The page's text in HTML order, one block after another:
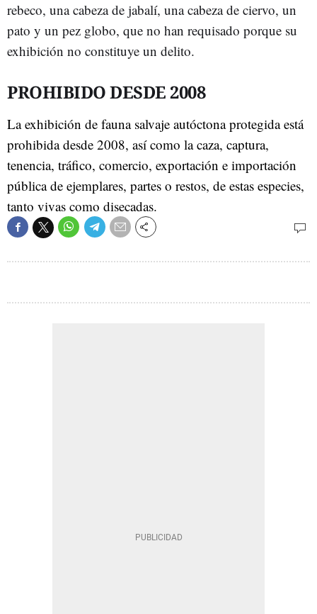
rebeco, una cabeza de jabalí, una cabeza de ciervo, un
pato y un pez globo, que no han requisado porque su
exhibición no constituye un delito.
PROHIBIDO DESDE 2008
La exhibición de fauna salvaje autóctona protegida está
prohibida desde 2008, así como la caza, captura,
tenencia, tráfico, comercio, exportación e importación
pública de ejemplares, partes o restos, de estas especies,
tanto vivas como disecadas.